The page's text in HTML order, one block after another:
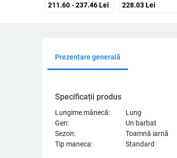
211.60 - 237.46Lei 228.03Lei
Prezentare generală
Specificații produs
Lungime mânecă: Lung
Gen:
Un barbat
Sezon:
Toamnă iarnă
Tip maneca:
Standard